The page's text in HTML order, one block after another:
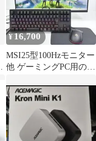
¥16,700
MSI25型100Hzモニター
他 ゲーミングPC用の周